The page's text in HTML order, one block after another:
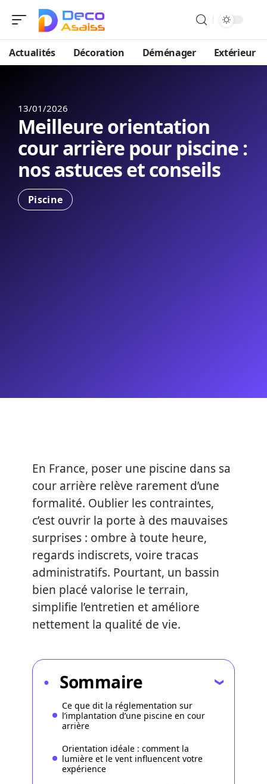
Actualités Décoration Déménager Extérieur
13/01/2026
Meilleure orientation
cour arrière pour piscine :
nos astuces et conseils
Piscine
En France, poser une piscine dans sa
cour arrière relève rarement d’une
formalité. Oublier les contraintes,
c’est ouvrir la porte à des mauvaises
surprises : ombre à toute heure,
regards indiscrets, voire tracas
administratifs. Pourtant, un bassin
bien placé valorise le terrain,
simplifie l’entretien et améliore
nettement la qualité de vie.
Sommaire
Ce que dit la réglementation sur
l’implantation d’une piscine en cour
arrière
Orientation idéale : comment la
lumière et le vent influencent votre
expérience